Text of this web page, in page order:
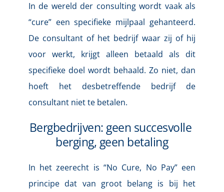
In de wereld der consulting wordt vaak als
“cure” een specifieke mijlpaal gehanteerd.
De consultant of het bedrijf waar zij of hij
voor werkt, krijgt alleen betaald als dit
specifieke doel wordt behaald. Zo niet, dan
hoeft het desbetreffende bedrijf de
consultant niet te betalen.
Bergbedrijven: geen succesvolle
berging, geen betaling
In het zeerecht is “No Cure, No Pay” een
principe dat van groot belang is bij het